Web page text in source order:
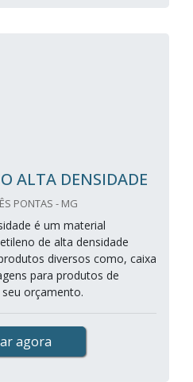
ALTA DENSIDADE
PONTAS - MG
é um material
de alta densidade
diversos como, caixa
para produtos de
orçamento.
agora